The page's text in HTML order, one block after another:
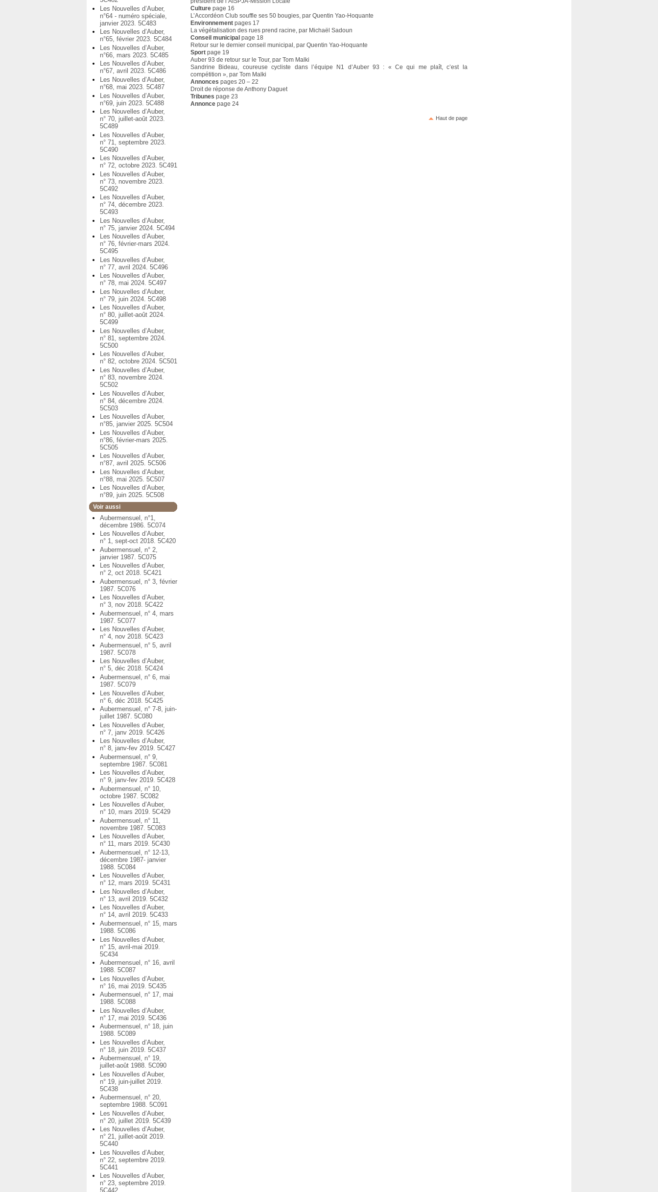
Les Nouvelles d’Auber,
n°64 - numéro spéciale,
janvier 2023. 5C483
Les Nouvelles d’Auber,
n°65, février 2023. 5C484
Les Nouvelles d’Auber,
n°66, mars 2023. 5C485
Les Nouvelles d’Auber,
n°67, avril 2023. 5C486
Les Nouvelles d’Auber,
n°68, mai 2023. 5C487
Les Nouvelles d’Auber,
n°69, juin 2023. 5C488
Les Nouvelles d’Auber,
n° 70, juillet-août 2023.
5C489
Les Nouvelles d’Auber,
n° 71, septembre 2023.
5C490
Les Nouvelles d’Auber,
n° 72, octobre 2023. 5C491
Les Nouvelles d’Auber,
n° 73, novembre 2023.
5C492
Les Nouvelles d’Auber,
n° 74, décembre 2023.
5C493
Les Nouvelles d’Auber,
n° 75, janvier 2024. 5C494
Les Nouvelles d’Auber,
n° 76, février-mars 2024.
5C495
Les Nouvelles d’Auber,
n° 77, avril 2024. 5C496
Les Nouvelles d’Auber,
n° 78, mai 2024. 5C497
Les Nouvelles d’Auber,
n° 79, juin 2024. 5C498
Les Nouvelles d’Auber,
n° 80, juillet-août 2024.
5C499
Les Nouvelles d’Auber,
n° 81, septembre 2024.
5C500
Les Nouvelles d’Auber,
n° 82, octobre 2024. 5C501
Les Nouvelles d’Auber,
n° 83, novembre 2024.
5C502
Les Nouvelles d’Auber,
n° 84, décembre 2024.
5C503
Les Nouvelles d’Auber,
n°85, janvier 2025. 5C504
Les Nouvelles d’Auber,
n°86, février-mars 2025.
5C505
Les Nouvelles d’Auber,
n°87, avril 2025. 5C506
Les Nouvelles d’Auber,
n°88, mai 2025. 5C507
Les Nouvelles d’Auber,
n°89, juin 2025. 5C508
Voir aussi
Aubermensuel, n°1,
décembre 1986. 5C074
Les Nouvelles d’Auber,
n° 1, sept-oct 2018. 5C420
Aubermensuel, n° 2,
janvier 1987. 5C075
Les Nouvelles d’Auber,
n° 2, oct 2018. 5C421
Aubermensuel, n° 3, février
1987. 5C076
Les Nouvelles d’Auber,
n° 3, nov 2018. 5C422
Aubermensuel, n° 4, mars
1987. 5C077
Les Nouvelles d’Auber,
n° 4, nov 2018. 5C423
Aubermensuel, n° 5, avril
1987. 5C078
Les Nouvelles d’Auber,
n° 5, déc 2018. 5C424
Aubermensuel, n° 6, mai
1987. 5C079
Les Nouvelles d’Auber,
n° 6, déc 2018. 5C425
Aubermensuel, n° 7-8, juin-
juillet 1987. 5C080
Les Nouvelles d’Auber,
n° 7, janv 2019. 5C426
Les Nouvelles d’Auber,
n° 8, janv-fev 2019. 5C427
Aubermensuel, n° 9,
septembre 1987. 5C081
Les Nouvelles d’Auber,
n° 9, janv-fev 2019. 5C428
Aubermensuel, n° 10,
octobre 1987. 5C082
Les Nouvelles d’Auber,
n° 10, mars 2019. 5C429
Aubermensuel, n° 11,
novembre 1987. 5C083
Les Nouvelles d’Auber,
n° 11, mars 2019. 5C430
Aubermensuel, n° 12-13,
décembre 1987- janvier
1988. 5C084
Les Nouvelles d’Auber,
n° 12, mars 2019. 5C431
Les Nouvelles d’Auber,
n° 13, avril 2019. 5C432
Les Nouvelles d’Auber,
n° 14, avril 2019. 5C433
Aubermensuel, n° 15, mars
1988. 5C086
Les Nouvelles d’Auber,
n° 15, avril-mai 2019.
5C434
Aubermensuel, n° 16, avril
1988. 5C087
Les Nouvelles d’Auber,
n° 16, mai 2019. 5C435
Aubermensuel, n° 17, mai
1988. 5C088
Les Nouvelles d’Auber,
n° 17, mai 2019. 5C436
Aubermensuel, n° 18, juin
1988. 5C089
Les Nouvelles d’Auber,
n° 18, juin 2019. 5C437
Aubermensuel, n° 19,
juillet-août 1988. 5C090
Les Nouvelles d’Auber,
n° 19, juin-juillet 2019.
5C438
Aubermensuel, n° 20,
septembre 1988. 5C091
Les Nouvelles d’Auber,
n° 20, juillet 2019. 5C439
Les Nouvelles d’Auber,
n° 21, juillet-août 2019.
5C440
Les Nouvelles d’Auber,
n° 22, septembre 2019.
5C441
Les Nouvelles d’Auber,
n° 23, septembre 2019.
5C442
Culture page 16
L’Accordéon Club souffle ses 50 bougies, par Quentin Yao-Hoquante
Environnement pages 17
La végétalisation des rues prend racine, par Michaël Sadoun
Conseil municipal page 18
Retour sur le dernier conseil municipal, par Quentin Yao-Hoquante
Sport page 19
Auber 93 de retour sur le Tour, par Tom Malki
Sandrine Bideau, coureuse cycliste dans l’équipe N1 d’Auber 93 : « Ce qui me plaît, c’est la
compétition », par Tom Malki
Annonces pages 20 – 22
Droit de réponse de Anthony Daguet
Tribunes page 23
Annonce page 24
Haut de page